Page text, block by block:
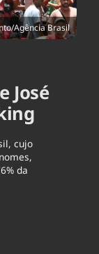
Agência Brasil
José
cujo
da